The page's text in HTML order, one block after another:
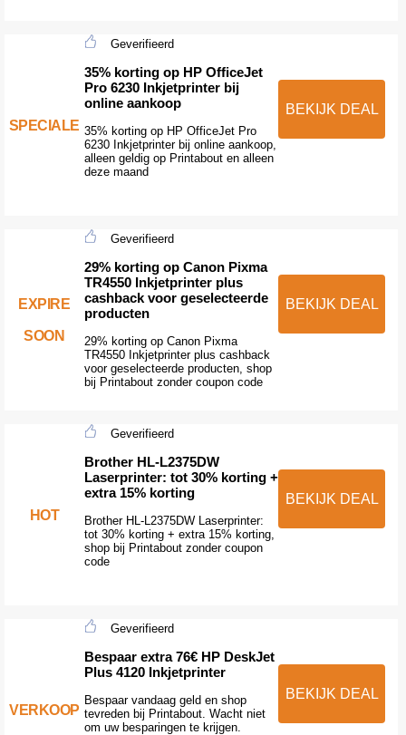
SPECIALE
Geverifieerd
35% korting op HP OfficeJet
Pro 6230 Inkjetprinter bij
online aankoop
35% korting op HP OfficeJet Pro
6230 Inkjetprinter bij online aankoop,
alleen geldig op Printabout en alleen
deze maand
BEKIJK DEAL
EXPIRE
SOON
Geverifieerd
29% korting op Canon Pixma
TR4550 Inkjetprinter plus
cashback voor geselecteerde
producten
29% korting op Canon Pixma
TR4550 Inkjetprinter plus cashback
voor geselecteerde producten, shop
bij Printabout zonder coupon code
BEKIJK DEAL
HOT
Geverifieerd
Brother HL-L2375DW
Laserprinter: tot 30% korting +
extra 15% korting
Brother HL-L2375DW Laserprinter:
tot 30% korting + extra 15% korting,
shop bij Printabout zonder coupon
code
BEKIJK DEAL
VERKOOP
Geverifieerd
Bespaar extra 76€ HP DeskJet
Plus 4120 Inkjetprinter
Bespaar vandaag geld en shop
tevreden bij Printabout. Wacht niet
om uw besparingen te krijgen.
BEKIJK DEAL